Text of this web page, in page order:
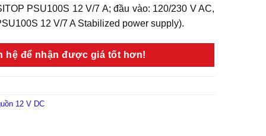
PSU100S 12 V/7 A; đầu vào: 120/230 V AC,
12 V/7 A Stabilized power supply).
hệ để nhận được giá tốt hơn!
12 V DC